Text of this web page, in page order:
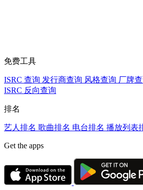
免费工具
ISRC 查询 发行商查询 风格查询 厂牌
ISRC 反向查询
排名
艺人排名 歌曲排名 电台排名 播放列表
Get the apps